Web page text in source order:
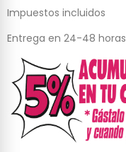
Impuestos incluidos
Entrega en 24-48 horas